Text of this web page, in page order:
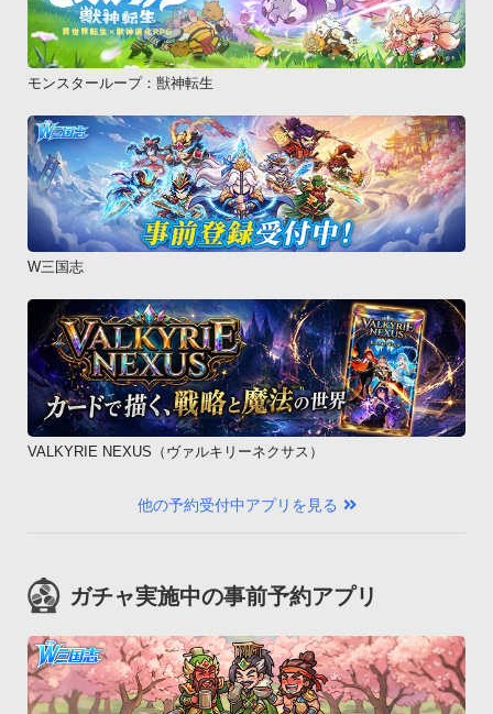
モンスターループ：獣神転生
W三国志
VALKYRIE NEXUS（ヴァルキリーネクサス）
他の予約受付中アプリを見る
ガチャ実施中の事前予約アプリ